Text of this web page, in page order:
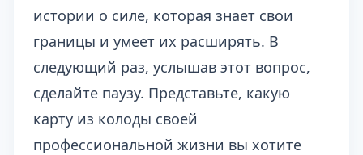
истории о силе, которая знает свои
границы и умеет их расширять. В
следующий раз, услышав этот вопрос,
сделайте паузу. Представьте, какую
карту из колоды своей
профессиональной жизни вы хотите